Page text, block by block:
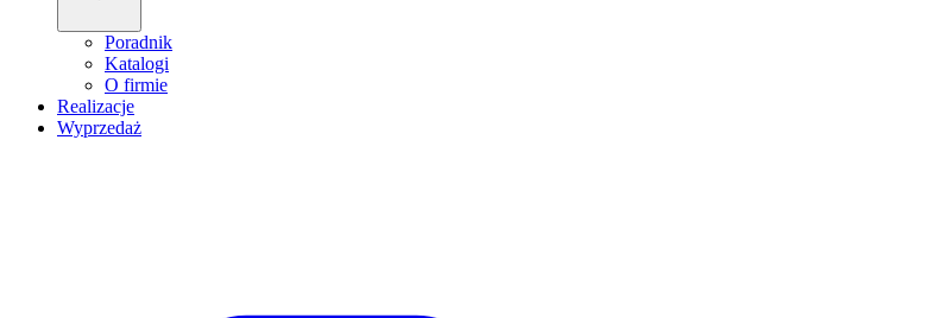
Poradnik
Katalogi
O firmie
Realizacje
Wyprzedaż